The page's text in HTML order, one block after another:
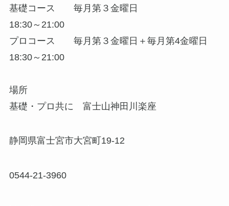
基礎コース 毎月第３金曜日
18:30～21:00
プロコース 毎月第３金曜日＋毎月第4金曜日
18:30～21:00
場所
基礎・プロ共に 富士山神田川楽座
静岡県富士宮市大宮町19-12
0544-21-3960